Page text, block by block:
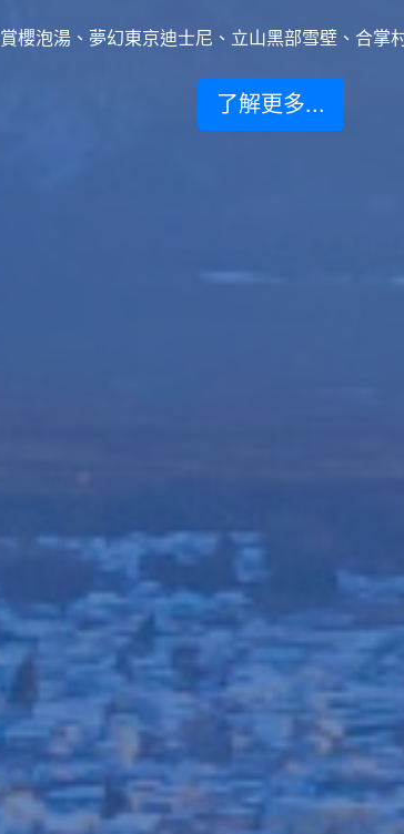
櫻泡湯、夢幻東京迪士尼、立山黑部雪壁、合掌
了解更多...